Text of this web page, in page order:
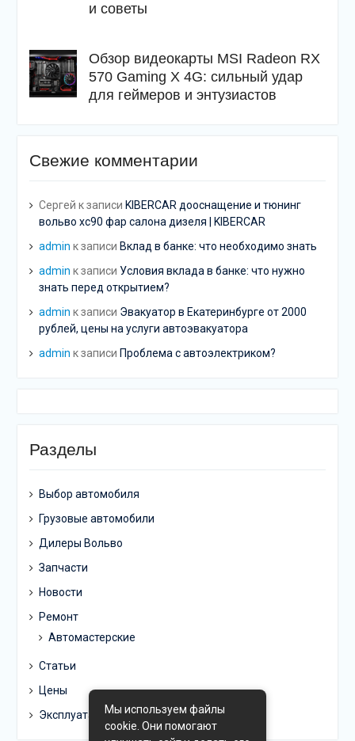
и советы
Обзор видеокарты MSI Radeon RX
570 Gaming X 4G: сильный удар
для геймеров и энтузиастов
Свежие комментарии
Сергей к записи KIBERCAR дооснащение и тюнинг
вольво хс90 фар салона дизеля | KIBERCAR
admin к записи Вклад в банке: что необходимо знать
admin к записи Условия вклада в банке: что нужно
знать перед открытием?
admin к записи Эвакуатор в Екатеринбурге от 2000
рублей, цены на услуги автоэвакуатора
admin к записи Проблема с автоэлектриком?
Разделы
Выбор автомобиля
Грузовые автомобили
Дилеры Вольво
Запчасти
Новости
Ремонт
Автомастерские
Статьи
Цены
ЭксплуатацияМы используем файлы
cookie. Они помогают